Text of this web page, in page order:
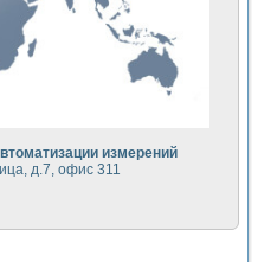
измерений
д.7, офис 311